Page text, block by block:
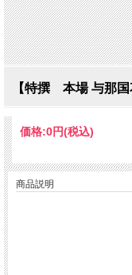
【特撰 本場 与那国
価格:0円(税込)
商品説明